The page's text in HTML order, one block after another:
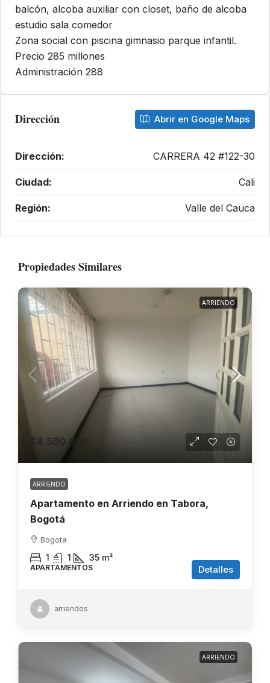
balcón, alcoba auxiliar con closet, baño de alcoba
estudio sala comedor
Zona social con piscina gimnasio parque infantil.
Precio 285 millones
Administración 288
Dirección Abrir en Google Maps
Dirección: CARRERA 42 #122-30
Ciudad: Cali
Región: Valle del Cauca
Propiedades Similares
ARRIENDO
$8.500.000
ARRIENDO
Apartamento en Arriendo en Tabora,
Bogotá
Bogota
1 1 35 m²
APARTAMENTOS Detalles
arriendos
ARRIENDO